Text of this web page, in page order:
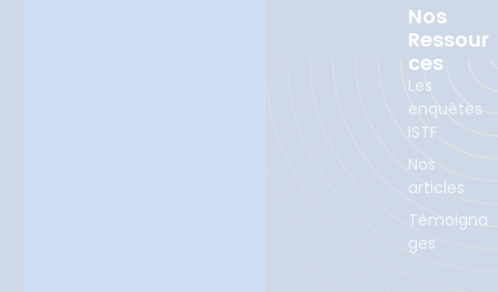
Nos
Ressour
Ces
Les
enquêtes
ISTF
Nos
articles
Témoigna
ges